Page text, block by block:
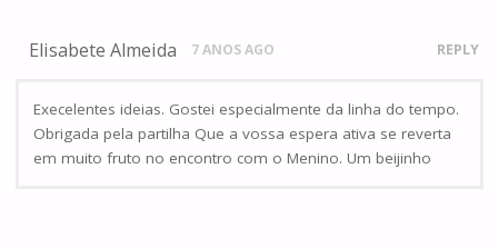
Elisabete Almeida 7 ANOS AGO REPLY
Execelentes ideias. Gostei especialmente da linha do tempo.
Obrigada pela partilha Que a vossa espera ativa se reverta
em muito fruto no encontro com o Menino. Um beijinho